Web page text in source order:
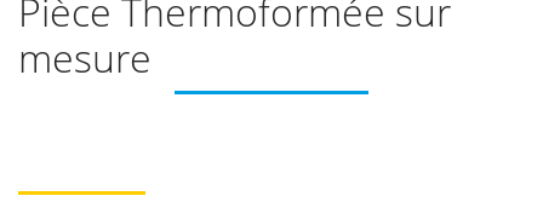
Pièce Thermoformée sur
mesure